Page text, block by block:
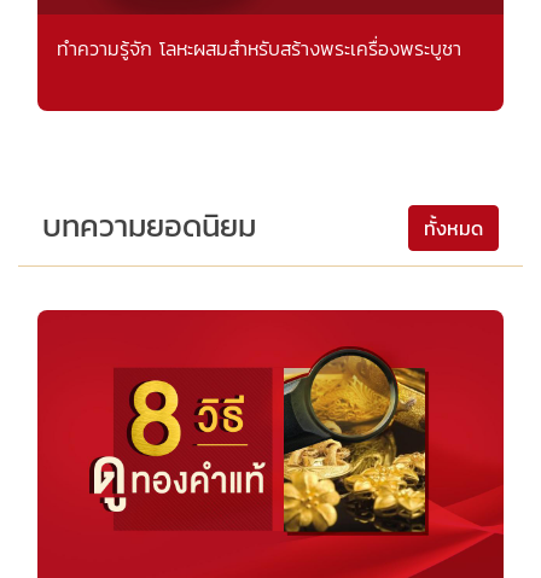
ทำความรู้จัก โลหะผสมสำหรับสร้างพระเครื่องพระบูชา
บทความยอดนิยม ทั้งหมด